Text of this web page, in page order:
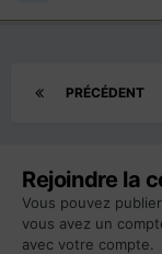
PRÉCÉDENT
Rejoindre la
Vous pouvez
vous avez un
avec votre compte.